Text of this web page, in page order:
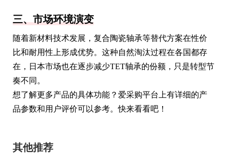
三、市场环境演变
随着新材料技术发展，复合陶瓷轴承等替代方案在性价
比和耐用性上形成优势。这种自然淘汰过程在各国都存
在，日本市场也在逐步减少TET轴承的份额，只是转型节
奏不同。
想了解更多产品的具体功能？爱采购平台上有详细的产
品参数和用户评价可以参考。快来看看吧！
其他推荐